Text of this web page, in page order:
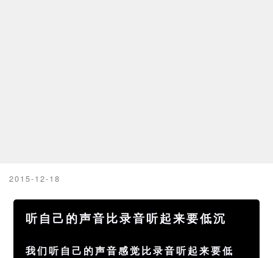
2015-12-18
听自己的声音比录音听起来要低沉
我们听自己的声音感觉比录音听起来要低